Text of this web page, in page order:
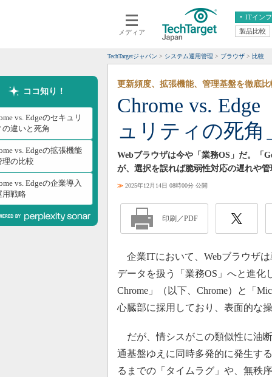
メディア
ITイン
クラウド
スマートモバイル
ネットワーク
システム運用管理
エンタープライ
ERP
CX
情報系システム
製品比較
TechTargetジャパン システム運用管理 ブラウザ 比較
ココ知り！
vs. Edgeのセキュリ
の違いと死角
vs. Edgeの拡張機能
理の比較
vs. Edgeの企業導入
用戦略
Chrome vs.
ュリティの死角
更新頻度、拡張機能、管理基盤を徹底比
Webブラウザは今や「業務OS」だ。「
が、選択を誤れば脆弱性対応の遅れや
≫ 2025年12月14日 08時00分 公開
印刷／PDF
企業ITにおいて、Webブラウザ
データを扱う「業務OS」へと進化
Chrome」（以下、Chrome）と「
心臓部に採用しており、表面的な
だが、情シスがこの類似性に油
通基盤ゆえに同時多発的に発生す
るまでの「タイムラグ」や、無秩